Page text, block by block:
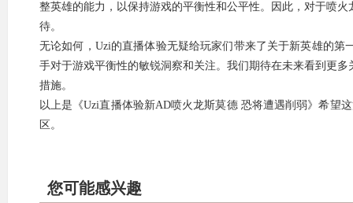
整英雄的能力，以保持游戏的平衡性和公平性。因此，对于喷
待。
无论如何，Uzi的直播体验无疑给玩家们带来了关于新英雄的
手对于游戏平衡性的敏锐洞察和关注。我们期待在未来看到更
措施。
以上是《Uzi直播体验新AD喷火龙斯莫德 恐将遭遇削弱》希望
区。
您可能感兴趣